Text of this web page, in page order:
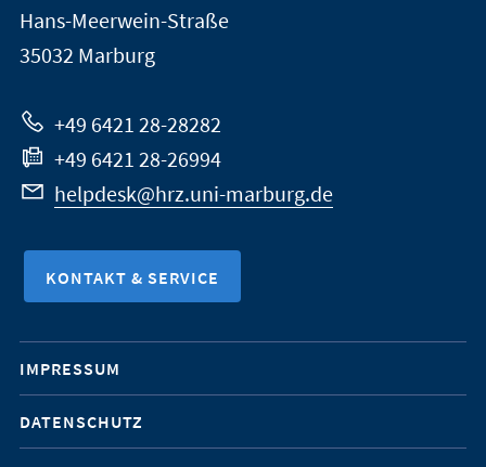
Informationen
zur
Website
Marburg
Hans-Meerwein-Straße
35032 Marburg
+49 6421 28-28282
+49 6421 28-26994
helpdesk@hrz.uni-marburg.de
KONTAKT & SERVICE
Mobile-
Service-
Navigation
IMPRESSUM
DATENSCHUTZ